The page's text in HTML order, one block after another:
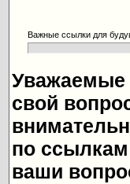
Важные ссылки для
Уважаемые
свой
по ссылкам
ваши